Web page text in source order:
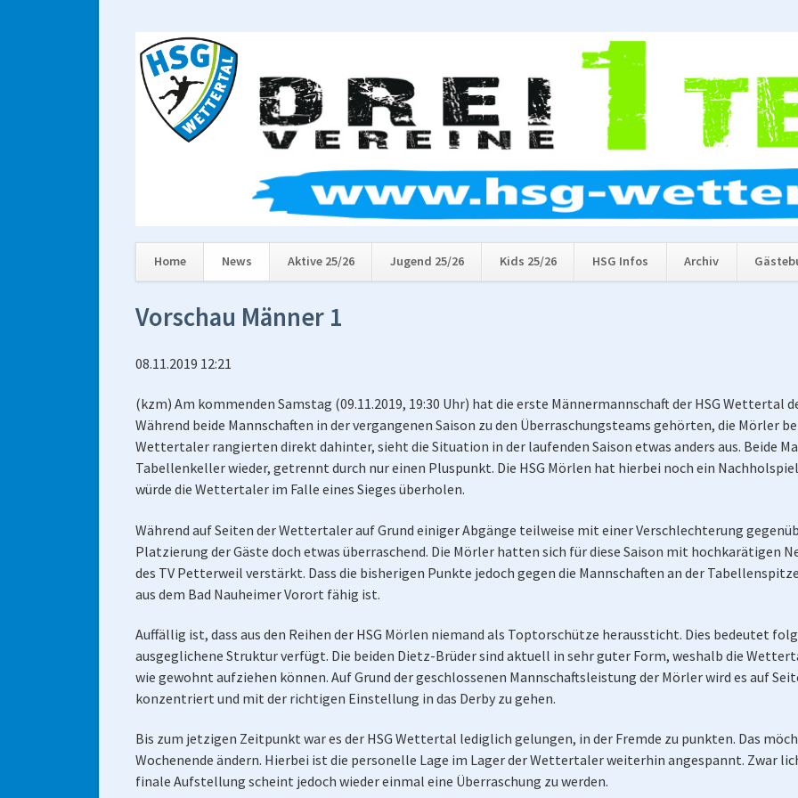
Home News Aktive 25/26 Jugend 25/26 Kids 25/26 HSG Infos Archiv
überspringen
Vorschau Männer 1
08.11.2019 12:21
(kzm) Am kommenden Samstag (09.11.2019, 19:30 Uhr) hat die erste Männermannschaft der HSG Wettertal
Während beide Mannschaften in der vergangenen Saison zu den Überraschungsteams gehörten, die Mörler
Wettertaler rangierten direkt dahinter, sieht die Situation in der laufenden Saison etwas anders aus. Beide
Tabellenkeller wieder, getrennt durch nur einen Pluspunkt. Die HSG Mörlen hat hierbei noch ein
würde die Wettertaler im Falle eines Sieges überholen.
Während auf Seiten der Wettertaler auf Grund einiger Abgänge teilweise mit einer Verschlechterung
Platzierung der Gäste doch etwas überraschend. Die Mörler hatten sich für diese Saison mit hochkarätigen
des TV Petterweil verstärkt. Dass die bisherigen Punkte jedoch gegen die Mannschaften an der
aus dem Bad Nauheimer Vorort fähig ist.
Auffällig ist, dass aus den Reihen der HSG Mörlen niemand als Toptorschütze heraussticht. Dies bedeutet
ausgeglichene Struktur verfügt. Die beiden Dietz-Brüder sind aktuell in sehr guter Form, weshalb die
wie gewohnt aufziehen können. Auf Grund der geschlossenen Mannschaftsleistung der Mörler wird es auf
konzentriert und mit der richtigen Einstellung in das Derby zu gehen.
Bis zum jetzigen Zeitpunkt war es der HSG Wettertal lediglich gelungen, in der Fremde zu punkten. Das
Wochenende ändern. Hierbei ist die personelle Lage im Lager der Wettertaler weiterhin angespannt. Zwar
finale Aufstellung scheint jedoch wieder einmal eine Überraschung zu werden.